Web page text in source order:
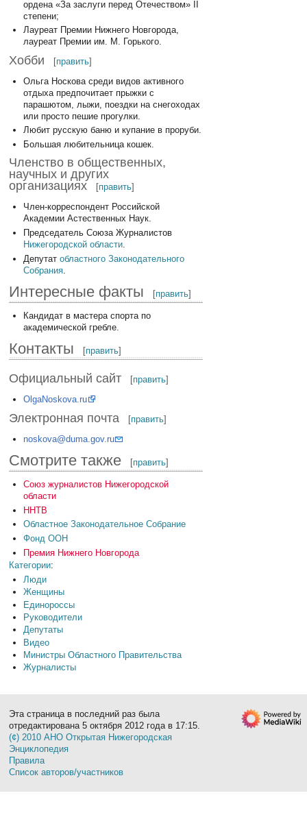
ордена «За заслуги перед Отечеством» II
степени;
Лауреат Премии Нижнего Новгорода,
лауреат Премии им. М. Горького.
Хобби [править]
Ольга Носкова среди видов активного
отдыха предпочитает прыжки с
парашютом, лыжи, поездки на снегоходах
или просто пешие прогулки.
Любит русскую баню и купание в проруби.
Большая любительница кошек.
Членство в общественных,
научных и других
организациях
[править]
Член-корреспондент Российской
Академии Астественных Наук.
Председатель Союза Журналистов
Нижегородской области.
Депутат областного Законодательного
Собрания.
Интересные факты [править]
Кандидат в мастера спорта по
академической гребле.
Контакты [править]
Официальный сайт [править]
OlgaNoskova.ru
Электронная почта [править]
noskova@duma.gov.ru
Смотрите также [править]
Союз журналистов Нижегородской
области
ННТВ
Областное Законодательное Собрание
Фонд ООН
Премия Нижнего Новгорода
Категории:
Люди
Женщины
Единороссы
Руководители
Депутаты
Видео
Министры Областного Правительства
Журналисты
Эта страница в последний раз была
отредактирована 5 октября 2012 года в 17:15.
(¢) 2010 АНО Открытая Нижегородская
Энциклопедия
Правила
Список авторов/участников